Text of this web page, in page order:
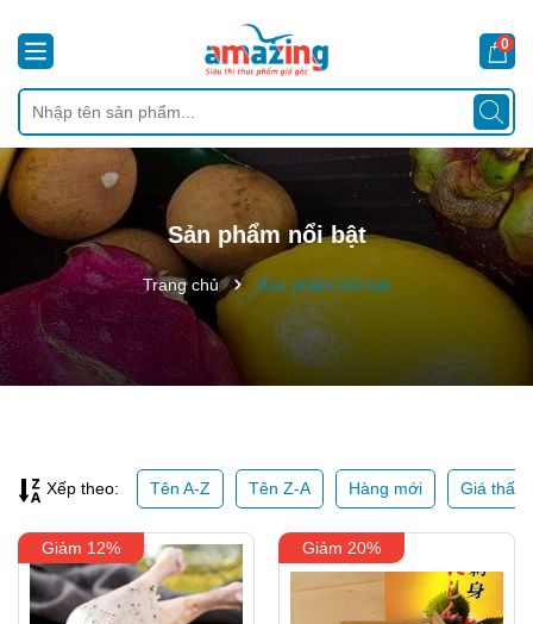
0
Sản phẩm nổi bật
Trang chủ Sản phẩm nổi bật
Mã giảm giá:
Ngày hết hạn:
Xếp theo: Tên A-Z Tên Z-A Hàng mới Giá thấp
Giảm 12% Giảm 20%